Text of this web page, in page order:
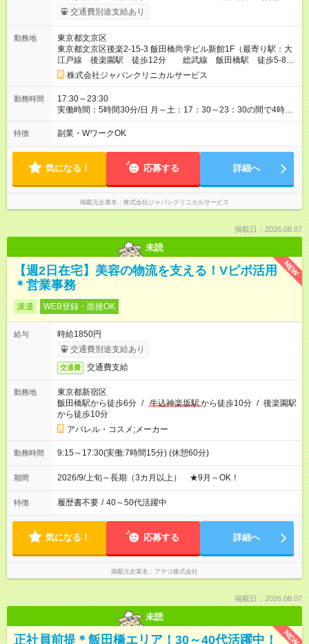
会保険加入 月収：１１６，８６０円 18：30～22：00(時給
1,230円×3.5h)＝4,305円 22：00～23：00(時給1,538円×1h)＝
間あり 試用期間の長さ：2ヶ月 雇用形態、給与は本採用時と同
じです。
交通費別途支給あり
勤務地
東京都文京区
東京都文京区後楽2-15-3 飯田橋尚学ビル新館1F（最寄り駅：大
江戸線 後楽園駅 徒歩12分 総武線 飯田橋駅 徒歩5-8
分）株式会社ジャパンクリニカルサービス
勤務時間
17:30～23:30
実働時間：5時間30分/日 月～土：17：30～23：30の間で4時間
以上勤務できる方 ※場合により残業あり ※土曜日勤務できる方
歓迎 ※1日4時間～ 月～土で週4日以上勤務できる方 ※勤務期
さい。 ※残業代1分単位支給
特徴 副業・WワークOK
気になる！ 応募する 詳細へ
掲載元企業名 株式会社ジャパンクリニカルサービス
掲載日：2026.08.07
未読
NEW
【週2日在宅】美容の物流を支える！Vピボ活用
＊営業事務
派遣 WEB登録・面接OK
給与
時給1850円
交通費別途支給あり
交通費 交通費支給
勤務地
東京都新宿区
飯田橋駅から徒歩6分 / 牛込神楽坂駅から徒歩10分 / 後楽園駅
から徒歩10分
アパレル・コスメ;メーカー
勤務時間 9:15～17:30(実働:7時間15分) (休憩60分)
期間 2026/9/上旬～長期（3カ月以上） ★9月～OK！
特徴 履歴書不要 / 40～50代活躍中
気になる！ 応募する 詳細へ
掲載元企業名 アデコ株式会社
掲載日：2026.08.07
未読
NEW
正社員前提＊飯田橋エリア！30～40代活躍中！